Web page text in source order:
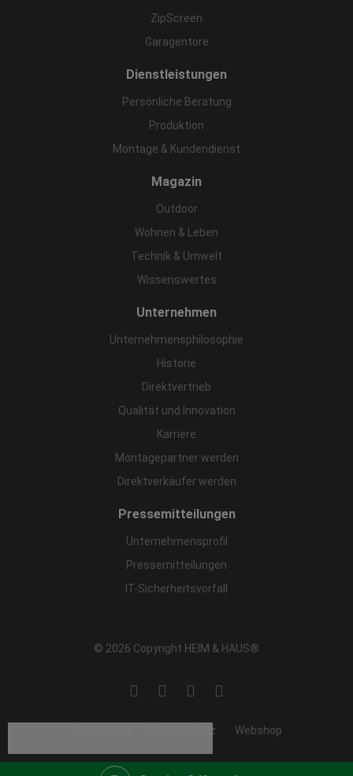
ZipScreen
Garagentore
Dienstleistungen
Persönliche Beratung
Produktion
Montage & Kundendienst
Magazin
Outdoor
Wohnen & Leben
Technik & Umwelt
Wissenswertes
Unternehmen
Unternehmensphilosophie
Historie
Direktvertrieb
Qualität und Innovation
Karriere
Montagepartner werden
Direktverkäufer werden
Pressemitteilungen
Unternehmensprofil
Pressemitteilungen
IT-Sicherheitsvorfall
© 2026 Copyright HEIM & HAUS®
Datenschutz Webshop